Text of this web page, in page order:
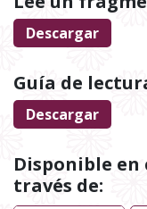
Descargar
Guía de
Descargar
Disponible
través de: